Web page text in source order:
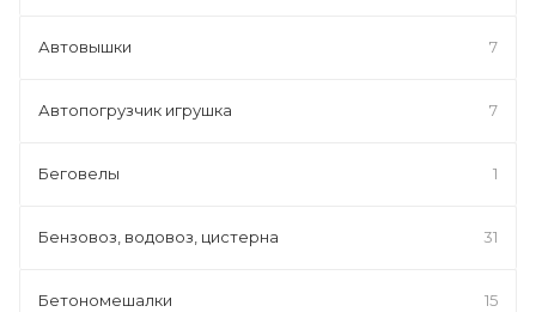
Автовышки 7
Автопогрузчик игрушка 7
Беговелы 1
Бензовоз, водовоз, цистерна 31
Бетономешалки 15